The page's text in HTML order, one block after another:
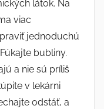
látok. Na
viac
jednoduchú
bubliny.
a nie sú príliš
v lekárni
odstáť, a